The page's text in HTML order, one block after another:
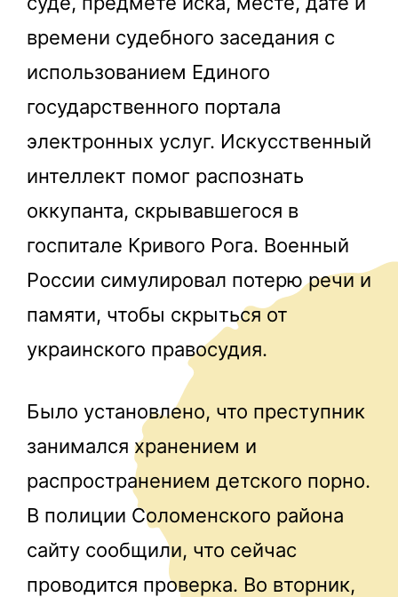
времени судебного заседания с
использованием Единого
государственного портала
электронных услуг. Искусственный
интеллект помог распознать
оккупанта, скрывавшегося в
госпитале Кривого Рога. Военный
России симулировал потерю речи и
памяти, чтобы скрыться от
украинского правосудия.
Было установлено, что преступник
занимался хранением и
распространением детского порно.
В полиции Соломенского района
сайту сообщили, что сейчас
проводится проверка. Во вторник,